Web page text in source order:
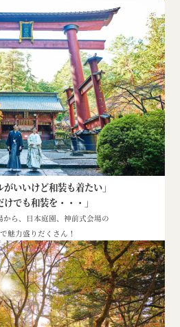
がいいけど和装も着たい」
けでも和装を・・・」
から、日本庭園、神前式会場の
魅力盛りだくさん！